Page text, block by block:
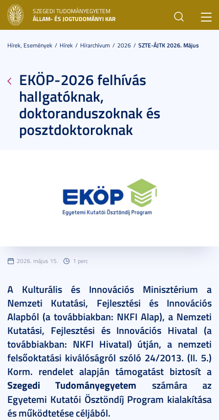
SZEGEDI TUDOMÁNYEGYETEM
ÁLLAM- ÉS JOGTUDOMÁNYI KAR
Hírek, Események Hírek Hírarchívum 2026 SZTE-ÁJTK 2026. Május
EKÖP-2026 felhívás
hallgatóknak,
doktoranduszoknak és
posztdoktoroknak
2026. május 15. 1 perc
A Kulturális és Innovációs Minisztérium a
Nemzeti Kutatási, Fejlesztési és Innovációs
Alapból (a továbbiakban: NKFI Alap), a Nemzeti
Kutatási, Fejlesztési és Innovációs Hivatal (a
továbbiakban: NKFI Hivatal) útján, a nemzeti
felsőoktatási kiválóságról szóló 24/2013. (II. 5.)
Korm. rendelet alapján támogatást biztosít a
Szegedi Tudományegyetem számára az
Egyetemi Kutatói Ösztöndíj Program kialakítása
és működtetése céljából.